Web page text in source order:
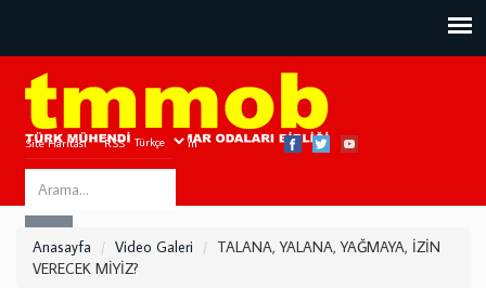
Site Haritası RSS Bize Ulaşın
Search
this
site
Anasayfa Video Galeri
TALANA, YALANA, YAĞMAYA, İZİN
VERECEK MİYİZ?